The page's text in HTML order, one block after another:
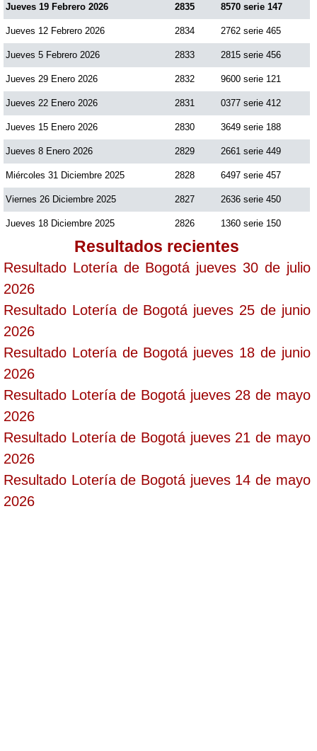
Jueves 19 Febrero 2026 2835 8570 serie 147
Jueves 12 Febrero 2026 2834 2762 serie 465
Jueves 5 Febrero 2026 2833 2815 serie 456
Jueves 29 Enero 2026 2832 9600 serie 121
Jueves 22 Enero 2026 2831 0377 serie 412
Jueves 15 Enero 2026 2830 3649 serie 188
Jueves 8 Enero 2026 2829 2661 serie 449
Miércoles 31 Diciembre 2025 2828 6497 serie 457
Viernes 26 Diciembre 2025 2827 2636 serie 450
Jueves 18 Diciembre 2025 2826 1360 serie 150
Resultados recientes
Resultado Lotería de Bogotá jueves 30 de julio
2026
Resultado Lotería de Bogotá jueves 25 de junio
2026
Resultado Lotería de Bogotá jueves 18 de junio
2026
Resultado Lotería de Bogotá jueves 28 de mayo
2026
Resultado Lotería de Bogotá jueves 21 de mayo
2026
Resultado Lotería de Bogotá jueves 14 de mayo
2026